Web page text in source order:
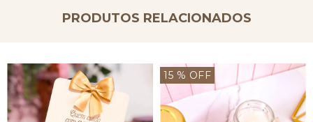
PRODUTOS RELACIONADOS
15 % OFF